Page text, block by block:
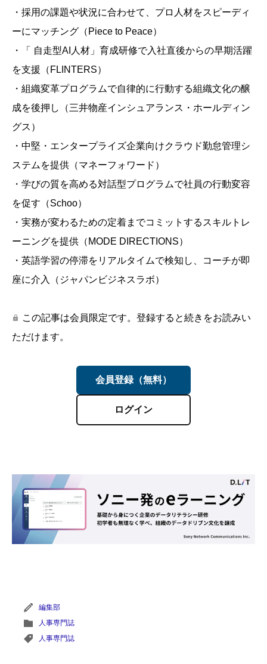
・採用の課題や状況に合わせて、プロ人材をスピーディ
ーにマッチング（Piece to Peace）
・「 自走型AI人材」育成研修で入社直後からの早期活躍
を支援（FLINTERS）
・組織変革プログラムで自律的に行動する組織文化の醸
成を後押し（三井物産インシュアランス・ホールディン
グス）
・中堅・エンタープライズ企業向けクラウド勤怠管理シ
ステムを提供（マネーフォワード）
・学びの質を高める対話型プログラムで社員の行動変容
を促す（Schoo）
・実務が変わるための定着までコミットするスキルトレ
ーニングを提供（MODE DIRECTIONS）
・英語学習の停滞をリアルタイムで検知し、コーチが即
座に介入（ジャパンビジネスラボ）
lock この記事は会員限定です。登録すると続きをお読みい
ただけます。
会員登録（無料）
ログイン
編集部
人事専門誌
人事専門誌